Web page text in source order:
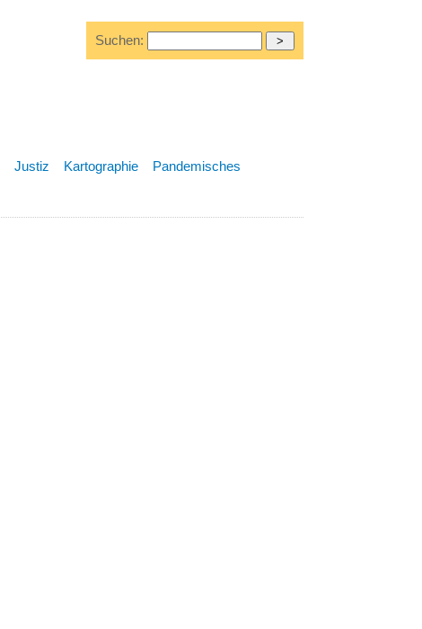
Suchen:
Justiz Kartographie
Pandemisches